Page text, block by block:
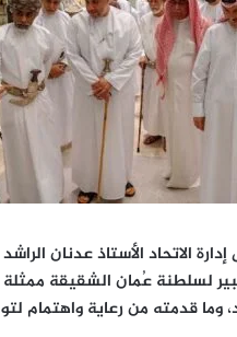
الاتحاد الأستاذ عدنان الراشد
لسلطنة عُمان الشقيقة
وما قدمته من رعاية واهتمام